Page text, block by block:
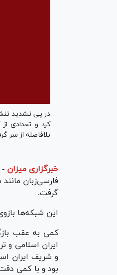
در پی تشدید
کرد و تعدادی
بلافاصله از
خبرگزاری میزان -
فارسی‌زبان
گرفت.
این شبکه‌ها
کمی به عقب
ایران اسلامی و
و شریف ایران
بود و با کمی